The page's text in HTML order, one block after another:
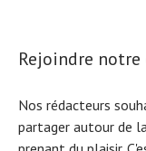
Rejoindre notre
Nos rédacteurs
partager autour de